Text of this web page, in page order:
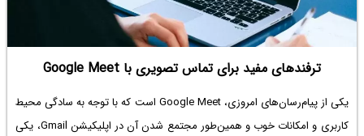
ترفندهای مفید برای تماس تصویری با Google Meet
یکی از پیام‌رسان‌های امروزی، Google Meet است که با توجه به سادگی محیط
کاربری و امکانات خوب و همین‌طور مجتمع شدن آن در اپلیکیشن Gmail، یکی